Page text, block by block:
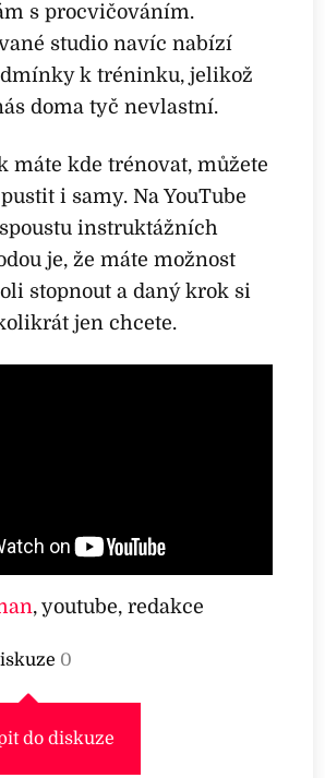
s procvičováním.
studio navíc nabízí
k tréninku, jelikož
doma tyč nevlastní.
máte kde trénovat, můžete
i samy. Na YouTube
instruktážních
je, že máte možnost
stopnout a daný krok si
jen chcete.
, youtube, redakce
0
do diskuze